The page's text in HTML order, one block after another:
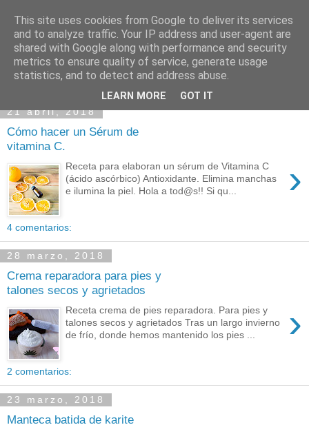
21 abril, 2018
Cómo hacer un Sérum de
vitamina C.
›
Receta para elaboran un sérum de Vitamina C
(ácido ascórbico) Antioxidante. Elimina manchas
e ilumina la piel. Hola a tod@s!! Si qu...
4 comentarios:
28 marzo, 2018
Crema reparadora para pies y
talones secos y agrietados
›
Receta crema de pies reparadora. Para pies y
talones secos y agrietados Tras un largo invierno
de frío, donde hemos mantenido los pies ...
2 comentarios:
23 marzo, 2018
Manteca batida de karite
This site uses cookies from Google to deliver its services
and to analyze traffic. Your IP address and user-agent are
shared with Google along with performance and security
metrics to ensure quality of service, generate usage
statistics, and to detect and address abuse.
LEARN MORE GOT IT